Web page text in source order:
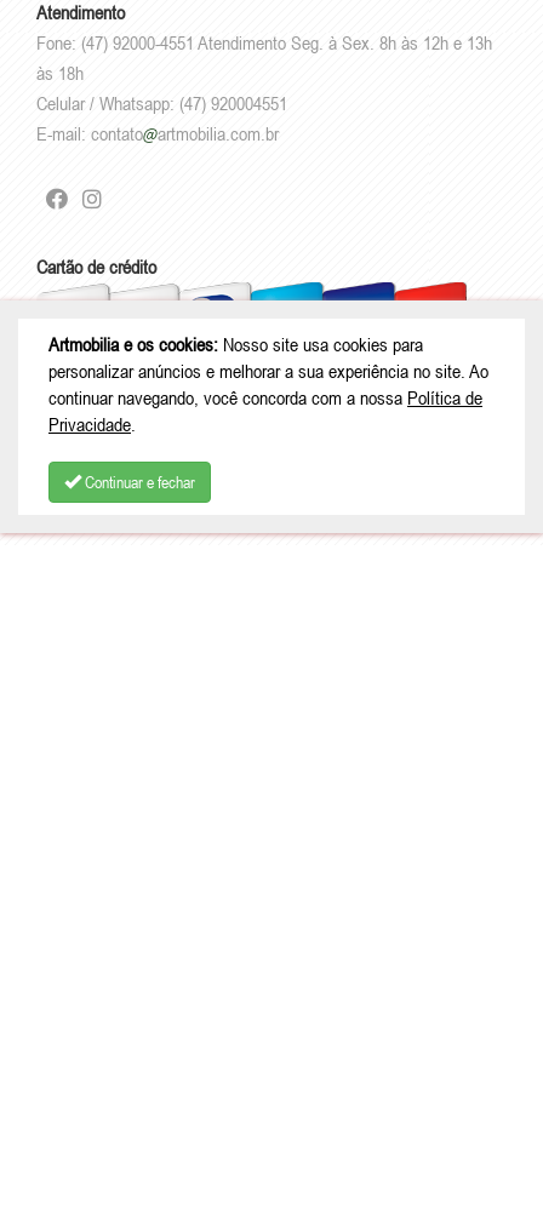
Atendimento
Fone: (47) 92000-4551 Atendimento Seg. à Sex. 8h às 12h e 13h
às 18h
Celular / Whatsapp: (47) 920004551
E-mail: contato artmobilia.com.br
Cartão de crédito
Boleto Pix
Selos de Segurança
Artmobilia e os cookies: Nosso site usa cookies para
personalizar anúncios e melhorar a sua experiência no site. Ao
continuar navegando, você concorda com a nossa Política de
Privacidade
Continuar e fechar